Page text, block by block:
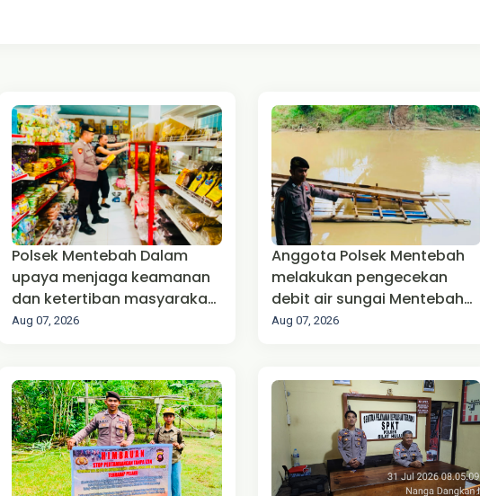
Polsek Mentebah Dalam
upaya menjaga keamanan
dan ketertiban masyarakat
(Harkamtibmas)
Aug 07, 2026
Anggota Polsek Mentebah
melakukan pengecekan
debit air sungai Mentebah
Kecamatan Mentebah
Aug 07, 2026